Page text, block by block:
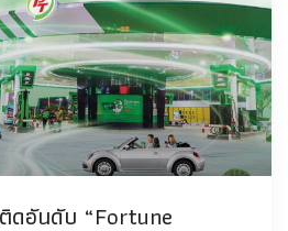
ดอันดับ “Fortune